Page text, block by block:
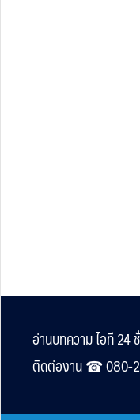
Footer
อ่านบทความ ไอที 24
ติดต่องาน ☎︎ 080-